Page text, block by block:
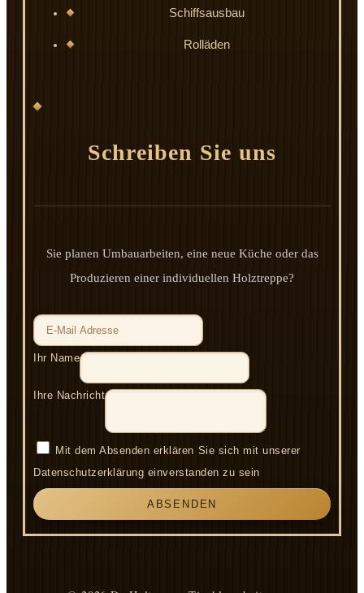
Schiffsausbau
Rolläden
Schreiben Sie uns
Sie planen Umbauarbeiten, eine neue Küche oder das
Produzieren einer individuellen Holztreppe?
Ihr Name
Ihre Nachricht
Mit dem Absenden erklären Sie sich mit unserer
Datenschutzerklärung einverstanden zu sein
ABSENDEN